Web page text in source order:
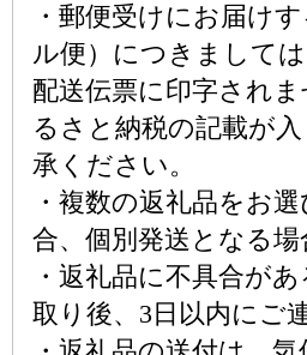
・郵便受けにお届け
ル便）につきまして
配送伝票に印字され
るさと納税の記載が
承ください。
・複数の返礼品をお
合、個別発送となる場
・返礼品に不具合が
取り後、3日以内にご